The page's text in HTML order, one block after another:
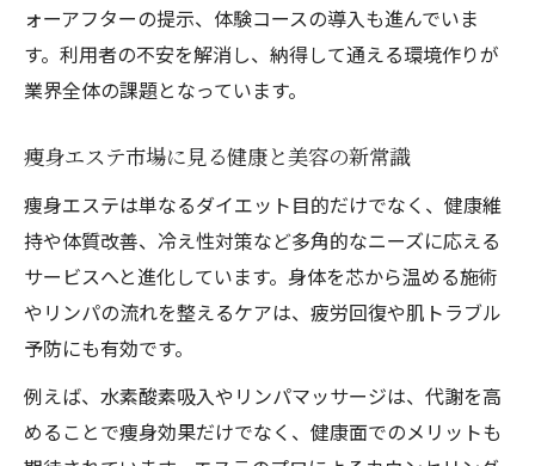
ォーアフターの提示、体験コースの導入も進んでいま
す。利用者の不安を解消し、納得して通える環境作りが
業界全体の課題となっています。
痩身エステ市場に見る健康と美容の新常識
痩身エステは単なるダイエット目的だけでなく、健康維
持や体質改善、冷え性対策など多角的なニーズに応える
サービスへと進化しています。身体を芯から温める施術
やリンパの流れを整えるケアは、疲労回復や肌トラブル
予防にも有効です。
例えば、水素酸素吸入やリンパマッサージは、代謝を高
めることで痩身効果だけでなく、健康面でのメリットも